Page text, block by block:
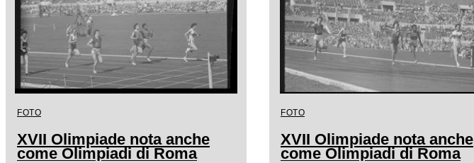
FOTO
XVII Olimpiade nota anche
come Olimpiadi di Roma
FOTO
XVII Olimpiade nota anche
come Olimpiadi di Roma